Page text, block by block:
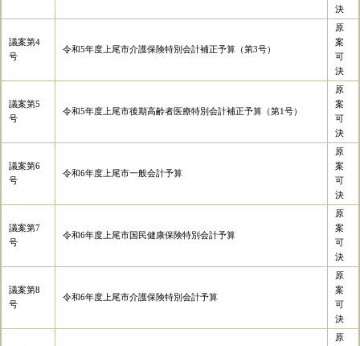
決
議案第4
号
令和5年度上尾市介護保険特別会計補正予算（第3号）
原
案
可
決
議案第5
号
令和5年度上尾市後期高齢者医療特別会計補正予算（第1号）
原
案
可
決
議案第6
号
令和6年度上尾市一般会計予算
原
案
可
決
議案第7
号
令和6年度上尾市国民健康保険特別会計予算
原
案
可
決
議案第8
号
令和6年度上尾市介護保険特別会計予算
原
案
可
決
原